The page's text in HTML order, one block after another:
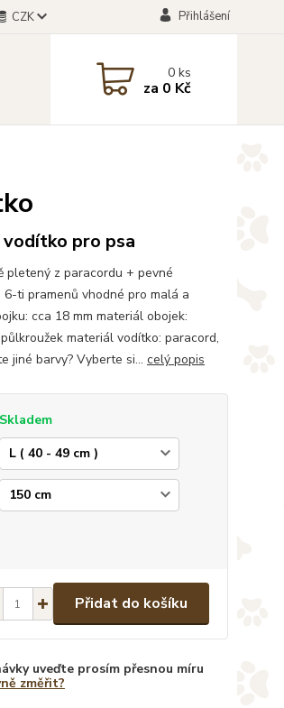
CZK Přihlášení
0ks
za 0 Kč
pro psa
pletený z paracordu + pevné
ti pramenů vhodné pro malá a
cca 18 mm materiál obojek:
materiál vodítko: paracord,
jiné barvy? Vyberte si... celý popis
Skladem
Přidat do košíku
uveďte prosím přesnou míru
změřit?